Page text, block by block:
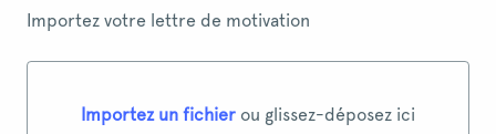
Importez votre lettre de motivation
Importez un fichier ou glissez-déposez ici